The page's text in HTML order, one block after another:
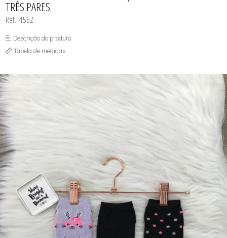
SEX SHOP
TRÊS PARES
Ref.: 4562
Descrição do produto
Tabela de medidas